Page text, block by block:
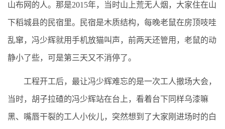
山布网的人。那是2015年，当时山上荒无人烟，大家住在山
下稻城县的民宿里。民宿是木质结构，每晚老鼠在房顶吱哇
乱窜，冯少辉就用手机放猫叫声，前两天还管用，老鼠的动
静小了些，可是第三天又不消停了。
工程开工后，最让冯少辉难忘的是一次工人撤场大会，
当时，胡子拉碴的冯少辉站在台上，看着台下同样乌漆嘛
黑、嘴唇干裂的工人小伙儿，突然想到了大家刚进场时的白